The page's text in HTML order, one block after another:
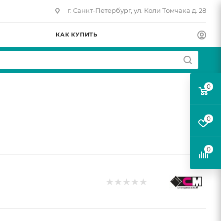
г. Санкт-Петербург, ул. Коли Томчака д. 28
КАК КУПИТЬ
0
0
0